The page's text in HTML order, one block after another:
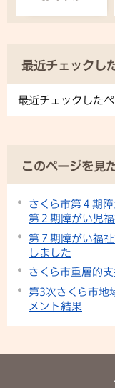
最近チェックし
最近チェックした
このページを見
さくら市第４期
第２期障がい児
第７期障がい福
しました
さくら市重層的
第3次さくら市地
メント結果